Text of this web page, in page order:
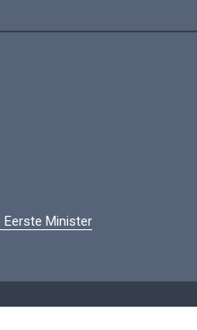
Eerste Minister